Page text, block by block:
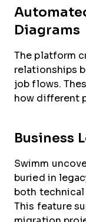
Diagrams
The platform
relationships
job flows.
how different
Business
Swimm
buried in
both
This feature